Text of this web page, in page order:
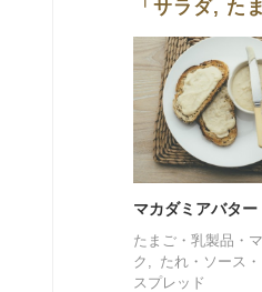
「サラダ, た
マカダミアバター
たまご・乳製品・
ク
たれ・ソース
スプレッド